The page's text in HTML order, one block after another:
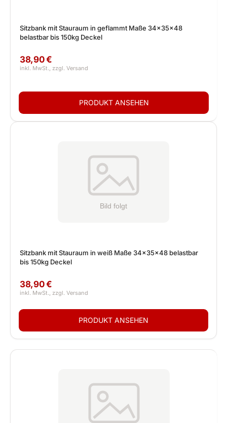
Sitzbank mit Stauraum in geflammt Maße 34x35x48
belastbar bis 150kg Deckel
38,90 €
Sitzbank mit Stauraum in weiß Maße 34x35x48 belastbar
bis 150kg Deckel
38,90 €